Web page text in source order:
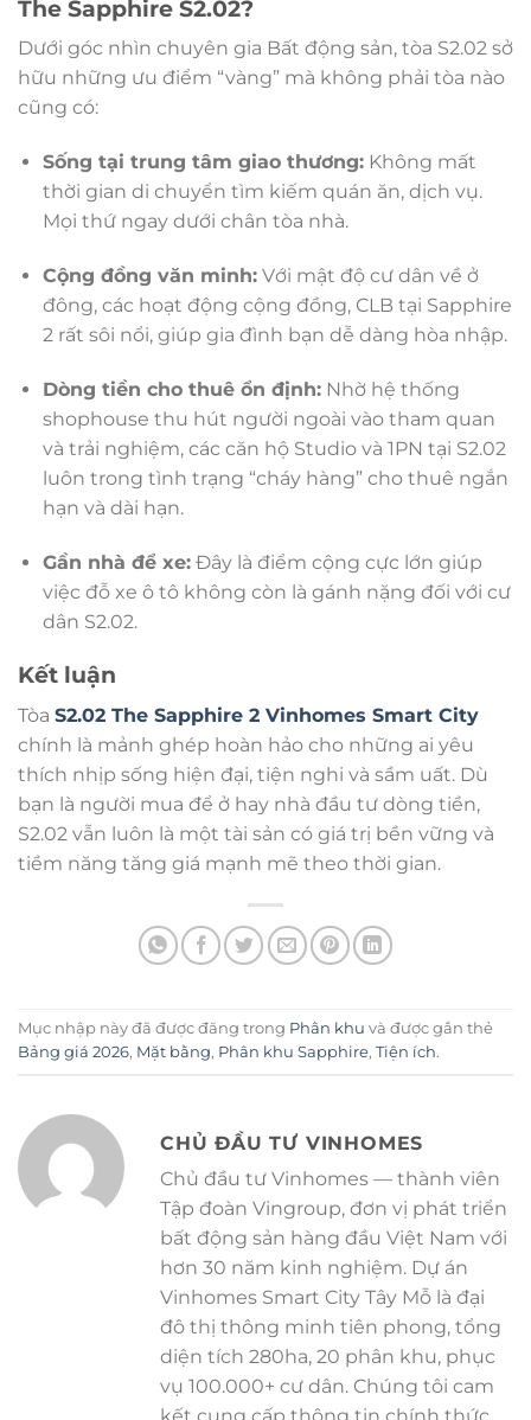
The Sapphire S2.02?
Dưới góc nhìn chuyên gia Bất động sản, tòa S2.02 sở
hữu những ưu điểm “vàng” mà không phải tòa nào
cũng có:
Sống tại trung tâm giao thương:Không mất
thời gian di chuyển tìm kiếm quán ăn, dịch vụ.
Mọi thứ ngay dưới chân tòa nhà.
Cộng đồng văn minh:Với mật độ cư dân về ở
đông, các hoạt động cộng đồng, CLB tại Sapphire
2 rất sôi nổi, giúp gia đình bạn dễ dàng hòa nhập.
Dòng tiền cho thuê ổn định:Nhờ hệ thống
shophouse thu hút người ngoài vào tham quan
và trải nghiệm, các căn hộ Studio và 1PN tại S2.02
luôn trong tình trạng “cháy hàng” cho thuê ngắn
hạn và dài hạn.
Gần nhà để xe:Đây là điểm cộng cực lớn giúp
việc đỗ xe ô tô không còn là gánh nặng đối với cư
dân S2.02.
Kết luận
Tòa S2.02 The Sapphire 2 Vinhomes Smart City
chính là mảnh ghép hoàn hảo cho những ai yêu
thích nhịp sống hiện đại, tiện nghi và sầm uất. Dù
bạn là người mua để ở hay nhà đầu tư dòng tiền,
S2.02 vẫn luôn là một tài sản có giá trị bền vững và
tiềm năng tăng giá mạnh mẽ theo thời gian.
Mục nhập này đã được đăng trong Phân khu và được gắn thẻ
Bảng giá 2026, Mặt bằng, Phân khu Sapphire, Tiện ích.
CHỦ ĐẦU TƯ VINHOMES
Chủ đầu tư Vinhomes — thành viên
Tập đoàn Vingroup, đơn vị phát triển
bất động sản hàng đầu Việt Nam với
hơn 30 năm kinh nghiệm. Dự án
Vinhomes Smart City Tây Mỗ là đại
đô thị thông minh tiên phong, tổng
diện tích 280ha, 20 phân khu, phục
vụ 100.000+ cư dân. Chúng tôi cam